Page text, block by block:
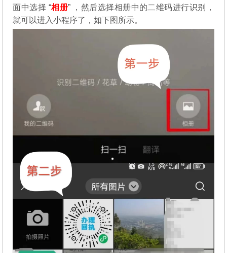
面中选择 “相册” ，然后选择相册中的二维码进行识别，
就可以进入小程序了，如下图所示。